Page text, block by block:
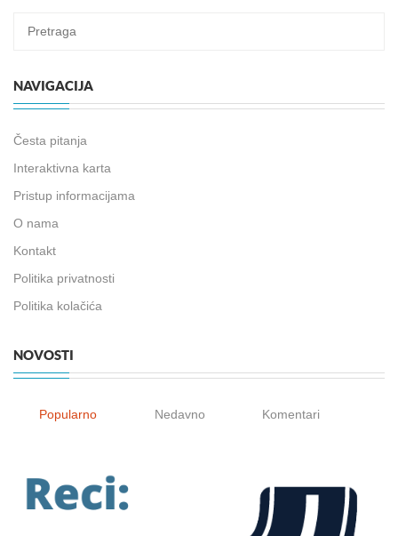
NAVIGACIJA
Česta pitanja
Interaktivna karta
Pristup informacijama
O nama
Kontakt
Politika privatnosti
Politika kolačića
NOVOSTI
Popularno Nedavno Komentari